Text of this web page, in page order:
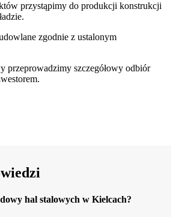
przystąpimy do produkcji konstrukcji
zgodnie z ustalonym
przeprowadzimy szczegółowy odbiór
hal stalowych w Kielcach?